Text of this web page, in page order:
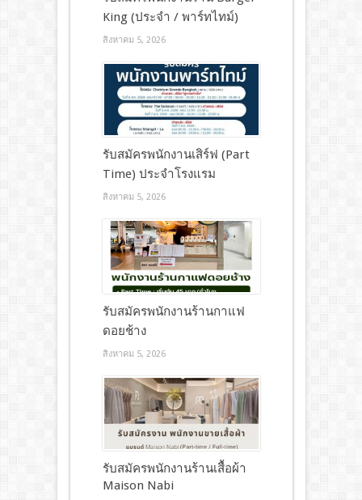
King (ประจำ / พาร์ทไทม์)
สิงหาคม 5, 2026
รับสมัครพนักงานเสิร์ฟ (Part
Time) ประจำโรงแรม
สิงหาคม 5, 2026
รับสมัครพนักงานร้านกาแฟ
ดอยช้าง
สิงหาคม 5, 2026
รับสมัครพนักงานร้านเสื้อผ้า
Maison Nabi